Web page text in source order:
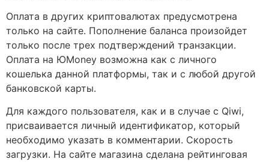
Оплата в других криптовалютах предусмотрена
только на сайте. Пополнение баланса произойдет
только после трех подтверждений транзакции.
Оплата на ЮMoney возможна как с личного
кошелька данной платформы, так и с любой другой
банковской карты.
Для каждого пользователя, как и в случае с Qiwi,
присваивается личный идентификатор, который
необходимо указать в комментарии. Скорость
загрузки. На сайте магазина сделана рейтинговая